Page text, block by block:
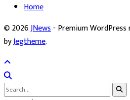
Home
© 2026JNews- Premium
byJegtheme.